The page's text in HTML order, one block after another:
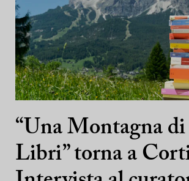
“Una Montagna di
Libri” torna a